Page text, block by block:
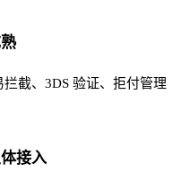
截、 3DS 验证、拒付管理
接入